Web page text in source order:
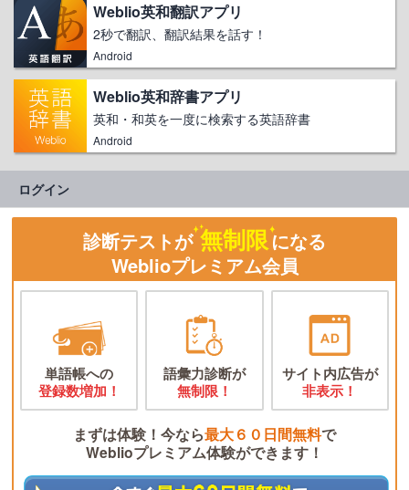
Weblio英和翻訳アプリ
2秒で翻訳、翻訳結果を話す！
Android
Weblio英和辞書アプリ
英和・和英を一度に検索する英語辞書
Android
ログイン
診断テストが 無制限になる
Weblioプレミアム会員
単語帳への
登録数増加！
語彙力診断が
無制限！
サイト内広告が
非表示！
まずは体験！今なら最大６０日間無料で
Weblioプレミアム体験ができます！